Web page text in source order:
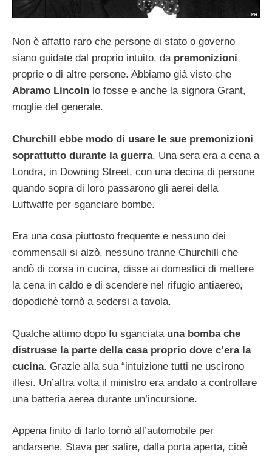
Non è affatto raro che persone di stato o governo
siano guidate dal proprio intuito, da premonizioni
proprie o di altre persone. Abbiamo già visto che
Abramo Lincoln lo fosse e anche la signora Grant,
moglie del generale.
Churchill ebbe modo di usare le sue premonizioni
soprattutto durante la guerra. Una sera era a cena a
Londra, in Downing Street, con una decina di persone
quando sopra di loro passarono gli aerei della
Luftwaffe per sganciare bombe.
Era una cosa piuttosto frequente e nessuno dei
commensali si alzò, nessuno tranne Churchill che
andò di corsa in cucina, disse ai domestici di mettere
la cena in caldo e di scendere nel rifugio antiaereo,
dopodichè tornò a sedersi a tavola.
Qualche attimo dopo fu sganciata una bomba che
distrusse la parte della casa proprio dove c’era la
cucina. Grazie alla sua “intuizione tutti ne uscirono
illesi. Un’altra volta il ministro era andato a controllare
una batteria aerea durante un’incursione.
Appena finito di farlo tornò all’automobile per
andarsene. Stava per salire, dalla porta aperta, cioè